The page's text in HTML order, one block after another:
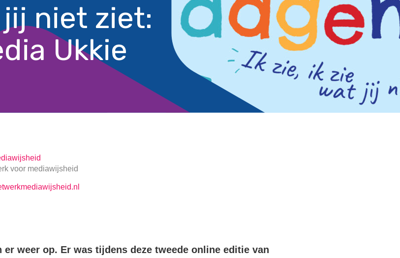
niet ziet:
Ukkie
voor mediawijsheid
er weer op. Er was tijdens deze tweede online editie van